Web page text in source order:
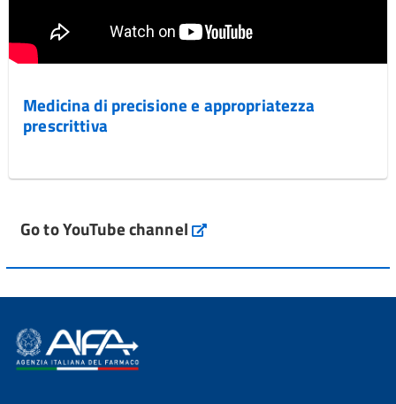
Medicina di precisione e appropriatezza
prescrittiva
Go to YouTube channel